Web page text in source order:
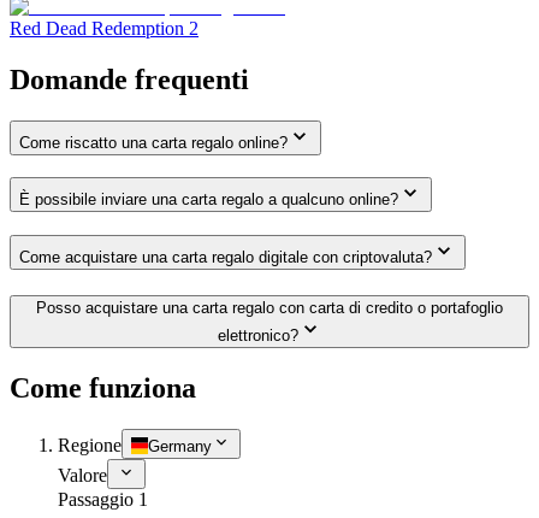
Red Dead Redemption 2
Domande frequenti
Come riscatto una carta regalo online?
È possibile inviare una carta regalo a qualcuno online?
Come acquistare una carta regalo digitale con criptovaluta?
Posso acquistare una carta regalo con carta di credito o portafoglio
elettronico?
Come funziona
Regione Germany
Valore
Passaggio 1